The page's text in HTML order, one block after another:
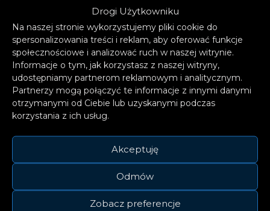
Drogi Użytkowniku
Na naszej stronie wykorzystujemy pliki cookie do
spersonalizowania treści i reklam, aby oferować funkcje
społecznościowe i analizować ruch w naszej witrynie.
Informacje o tym, jak korzystasz z naszej witryny,
udostępniamy partnerom reklamowym i analitycznym.
Partnerzy mogą połączyć te informacje z innymi danymi
otrzymanymi od Ciebie lub uzyskanymi podczas
korzystania z ich usług.
Akceptuję
Odmów
Zobacz preferencje
Fyrsta mynd af gosinu. Tekin úr
þyrlu Landhelgisgæslunnar. Syðri
endi tungunnar er um 2,6 km frá
Suðurstrandarvegi. Miðað við fyrstu
upplýsingar er sprungan um 200 m
löng. pic.twitter.com/MeRCLCtcrv
— Veðurstofa Íslands / Icelandic Met
Office (@Vedurstofan) March 19,